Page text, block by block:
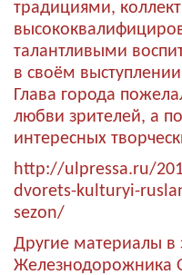
традициями,
талантливыми
в своём
Глава города
любви зрителей, а
интересных
http://ulpressa.ru/
dvorets-kulturyi-
sezon/
Другие материалы в
Железнодорожника